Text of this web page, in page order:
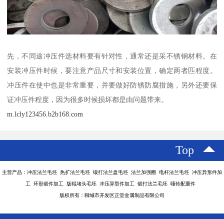
先，不同途冲压件选材料要有针对性，通常还是采不锈钢材料。在
安装冲压件时候，要注意产品尺寸和安装位置，确定两者匹程度。
冲压件在使中也是非常重要，并要做好防锈防腐措施，另外还要保
证冲压件程度，因为很多时候损坏都是由问题带来。
m.lcly123456.b2b168.com
Top
主营产品：冲压法兰毛坯 热扩法兰毛坯 锻打法兰盘毛坯 法兰加强圈 电杆法兰毛坯 冲压异形件加
工 环形锻件加工 版辊堵头毛坯 冲压异型件加工 锻打法兰毛坯 哑铃配重件
版权所有：聊城市开发区正堂金属制品有限公司